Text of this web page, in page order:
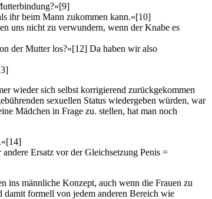
[9]
ihr beim Mann zukommen kann.«[10]
uns nicht zu verwundern, wenn der Knabe es
der Mutter los?«[12] Da haben wir also
wieder sich selbst korrigierend zurückgekommen
sexuellen Status wiedergeben würden, war
Mädchen in Frage zu. stellen, hat man noch
[14]
Ersatz vor der Gleichsetzung Penis =
ins männliche Konzept, auch wenn die Frauen zu
damit formell von jedem anderen Bereich wie